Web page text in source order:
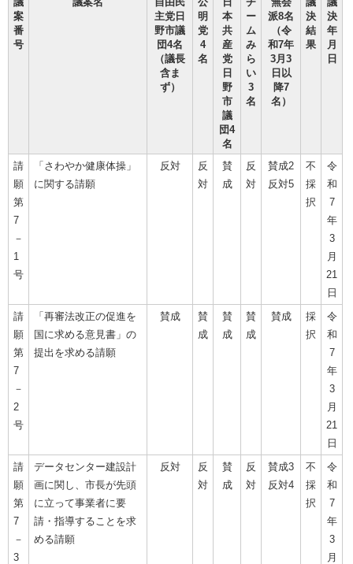
案
番
号
主党日
野市議
団4名
（議長
含ま
ず）
明
党
4
名
本
共
産
党
日
野
市
議
団4
名
ー
ム
み
ら
い
3
名
派8名
（令
和7年
3月3
日以
降7
名）
決
結
果
決
年
月
日
請
願
第
7
－
1
号
「さわやか健康体操」
に関する請願
反対
反
対
賛
成
反
対
賛成2
反対5
不
採
択
令
和
7
年
3
月
21
日
請
願
第
7
－
2
号
「再審法改正の促進を
国に求める意見書」の
提出を求める請願
賛成
賛
成
賛
成
賛
成
賛成
採
択
令
和
7
年
3
月
21
日
請
願
第
7
－
3
データセンター建設計
画に関し、市長が先頭
に立って事業者に要
請・指導することを求
める請願
反対
反
対
賛
成
反
対
賛成3
反対4
不
採
択
令
和
7
年
3
月